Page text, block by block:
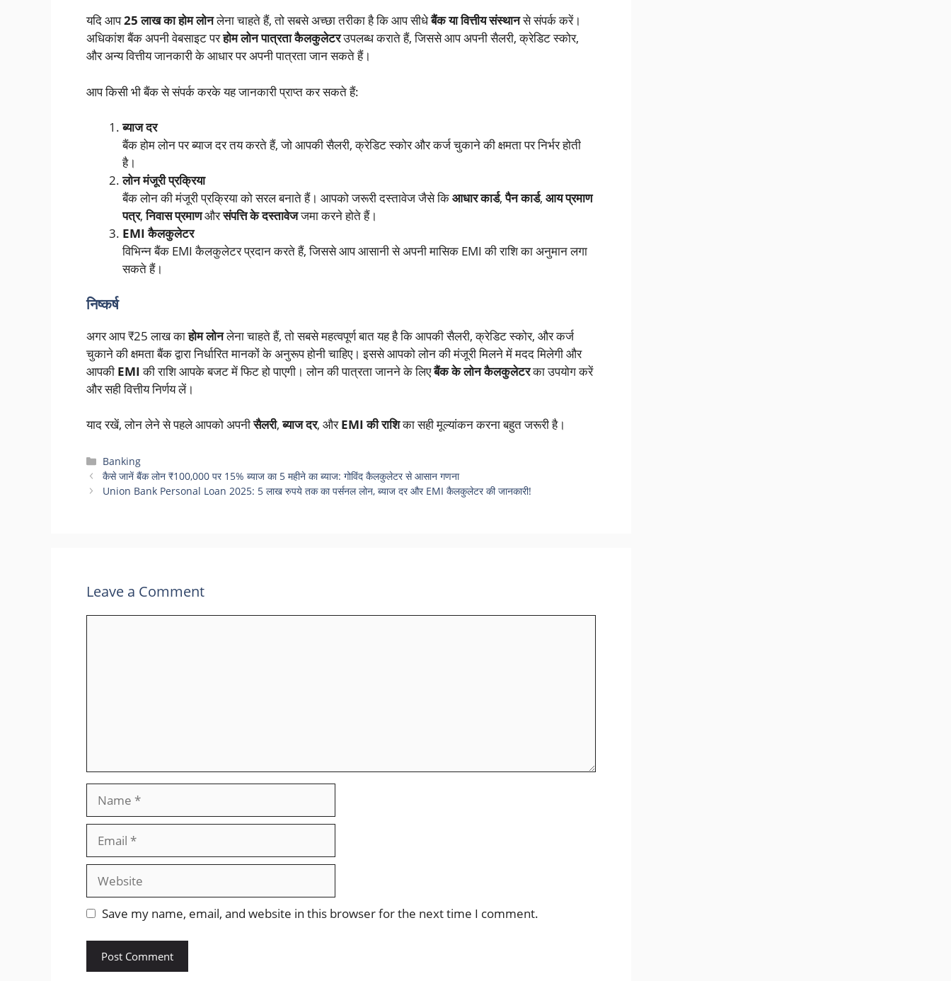
यदि आप25 लाख का होम लोनलेना चाहते हैं, तो सबसे अच्छा तरीका है कि आप सीधेबैंक या वित्तीय संस्थानसे संपर्क करें।
अधिकांश बैंक अपनी वेबसाइट परहोम लोन पात्रता कैलकुलेटरउपलब्ध कराते हैं, जिससे आप अपनी सैलरी, क्रेडिट स्कोर,
और अन्य वित्तीय जानकारी के आधार पर अपनी पात्रता जान सकते हैं।
आप किसी भी बैंक से संपर्क करके यह जानकारी प्राप्त कर सकते हैं:
ब्याज दर
बैंक होम लोन पर ब्याज दर तय करते हैं, जो आपकी सैलरी, क्रेडिट स्कोर और कर्ज चुकाने की क्षमता पर निर्भर होती
है।
लोन मंजूरी प्रक्रिया
बैंक लोन की मंजूरी प्रक्रिया को सरल बनाते हैं। आपको जरूरी दस्तावेज जैसे किआधार कार्ड,पैन कार्ड, आय प्रमाण
पत्र,निवास प्रमाणऔरसंपत्ति के दस्तावेजजमा करने होते हैं।
EMI कैलकुलेटर
विभिन्न बैंक EMI कैलकुलेटर प्रदान करते हैं, जिससे आप आसानी से अपनी मासिक EMI की राशि का अनुमान लगा
सकते हैं।
निष्कर्ष
अगर आप ₹25 लाख काहोम लोनलेना चाहते हैं, तो सबसे महत्वपूर्ण बात यह है कि आपकी सैलरी, क्रेडिट स्कोर, और कर्ज
चुकाने की क्षमता बैंक द्वारा निर्धारित मानकों के अनुरूप होनी चाहिए। इससे आपको लोन की मंजूरी मिलने में मदद मिलेगी और
आपकी EMI की राशि आपके बजट में फिट हो पाएगी। लोन की पात्रता जानने के लिएबैंक के लोन कैलकुलेटरका उपयोग करें
और सही वित्तीय निर्णय लें।
याद रखें, लोन लेने से पहले आपको अपनीसैलरी,ब्याज दर, औरEMI की राशिका सही मूल्यांकन करना बहुत जरूरी है।
Categories
Banking
कैसे जानें बैंक लोन ₹100,000 पर 15% ब्याज का 5 महीने का ब्याज: गोविंद कैलकुलेटर से आसान गणना
Union Bank Personal Loan 2025: 5 लाख रुपये तक का पर्सनल लोन, ब्याज दर और EMI कैलकुलेटर की जानकारी!
Leave a Comment
Website
Save my name, email, and website in this browser for the next time I comment.